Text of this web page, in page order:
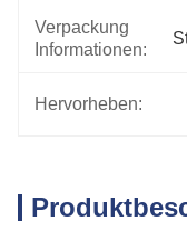
Verpackung
Informationen:
Hervorheben: